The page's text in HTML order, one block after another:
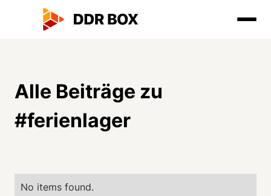
Alle Beiträge zu
#ferienlager
No items found.